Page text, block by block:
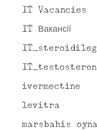
IT Vacancies
IT Вакансії
ivermectine
levitra
marsbahis oyna